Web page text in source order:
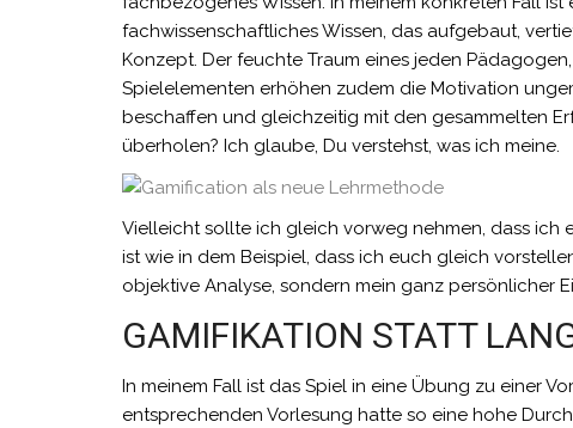
fachwissenschaftliches Wissen, das aufgebaut,
Konzept. Der feuchte Traum eines jeden
Spielelementen erhöhen zudem die Motivation
beschaffen und gleichzeitig mit den gesammelten
überholen? Ich glaube, Du verstehst, was ich meine.
Vielleicht sollte ich gleich vorweg nehmen, dass ich
ist wie in dem Beispiel, dass ich euch gleich
objektive Analyse, sondern mein ganz persönlicher
GAMIFIKATION STATT
In meinem Fall ist das Spiel in eine Übung zu einer
entsprechenden Vorlesung hatte so eine hohe